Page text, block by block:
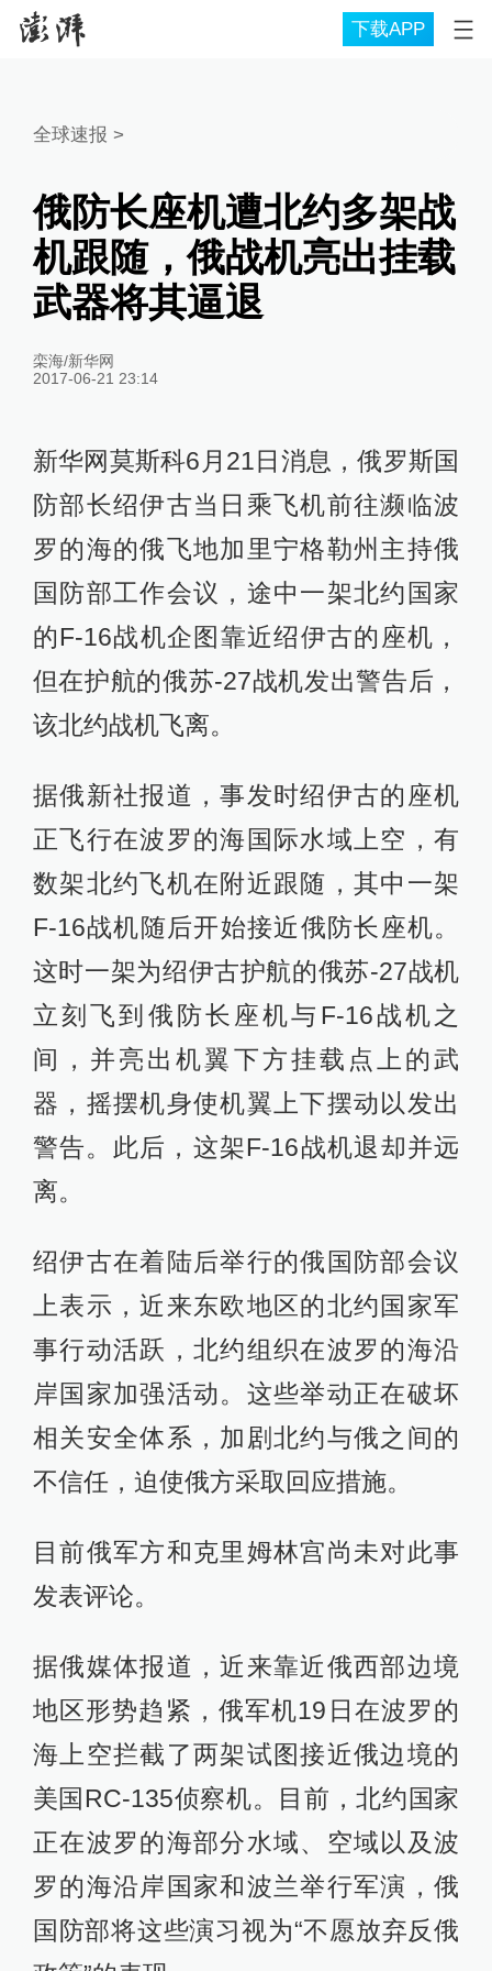
下载APP
全球速报 >
俄防长座机遭北约多架战
机跟随，俄战机亮出挂载
武器将其逼退
栾海/新华网
2017-06-21 23:14
新华网莫斯科6月21日消息，俄罗斯国
防部长绍伊古当日乘飞机前往濒临波
罗的海的俄飞地加里宁格勒州主持俄
国防部工作会议，途中一架北约国家
的F-16战机企图靠近绍伊古的座机，
但在护航的俄苏-27战机发出警告后，
该北约战机飞离。
据俄新社报道，事发时绍伊古的座机
正飞行在波罗的海国际水域上空，有
数架北约飞机在附近跟随，其中一架
F-16战机随后开始接近俄防长座机。
这时一架为绍伊古护航的俄苏-27战机
立刻飞到俄防长座机与F-16战机之
间，并亮出机翼下方挂载点上的武
器，摇摆机身使机翼上下摆动以发出
警告。此后，这架F-16战机退却并远
离。
绍伊古在着陆后举行的俄国防部会议
上表示，近来东欧地区的北约国家军
事行动活跃，北约组织在波罗的海沿
岸国家加强活动。这些举动正在破坏
相关安全体系，加剧北约与俄之间的
不信任，迫使俄方采取回应措施。
目前俄军方和克里姆林宫尚未对此事
发表评论。
据俄媒体报道，近来靠近俄西部边境
地区形势趋紧，俄军机19日在波罗的
海上空拦截了两架试图接近俄边境的
美国RC-135侦察机。目前，北约国家
正在波罗的海部分水域、空域以及波
罗的海沿岸国家和波兰举行军演，俄
国防部将这些演习视为“不愿放弃反俄